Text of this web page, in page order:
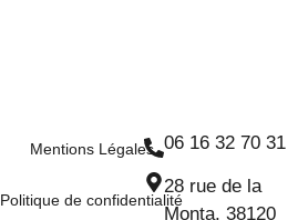
Mentions Légales
Politique de confidentialité
06 16 32 70 31
28 rue de la
Monta, 38120